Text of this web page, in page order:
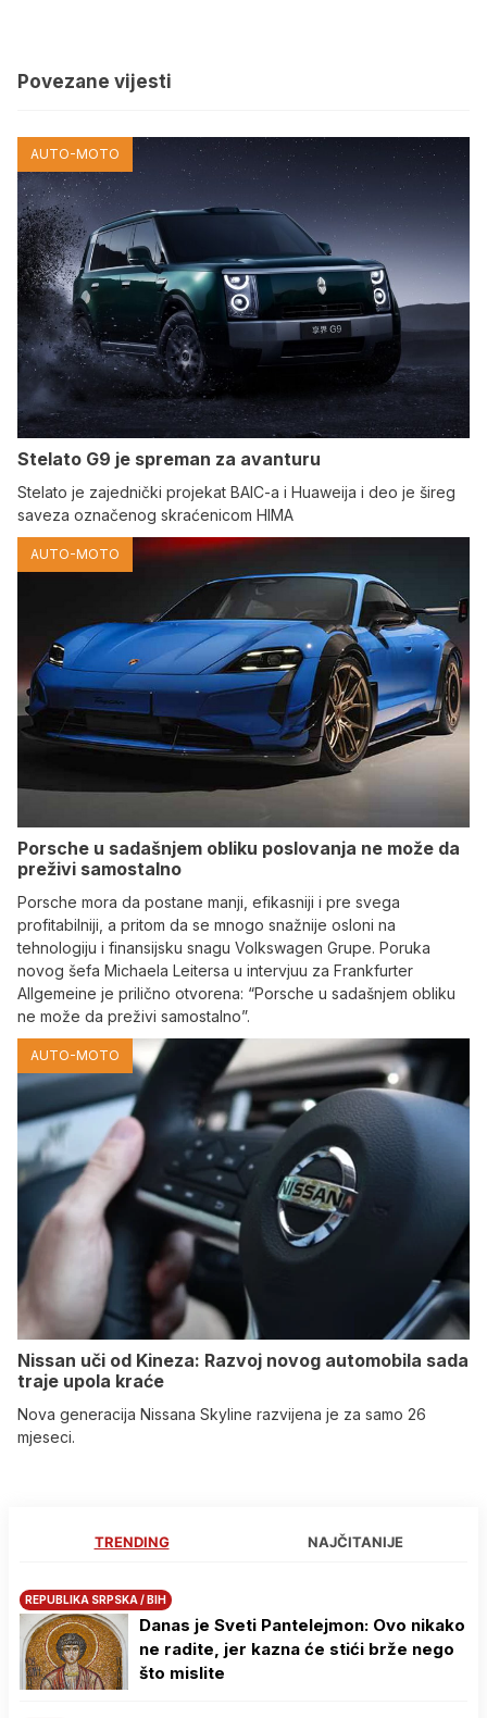
Povezane vijesti
AUTO-MOTO
Stelato G9 je spreman za avanturu
Stelato je zajednički projekat BAIC-a i Huaweija i deo je šireg
saveza označenog skraćenicom HIMA
AUTO-MOTO
Porsche u sadašnjem obliku poslovanja ne može da
preživi samostalno
Porsche mora da postane manji, efikasniji i pre svega
profitabilniji, a pritom da se mnogo snažnije osloni na
tehnologiju i finansijsku snagu Volkswagen Grupe. Poruka
novog šefa Michaela Leitersa u intervjuu za Frankfurter
Allgemeine je prilično otvorena: “Porsche u sadašnjem obliku
ne može da preživi samostalno”.
AUTO-MOTO
Nissan uči od Kineza: Razvoj novog automobila sada
traje upola kraće
Nova generacija Nissana Skyline razvijena je za samo 26
mjeseci.
TRENDING NAJČITANIJE
REPUBLIKA SRPSKA / BIH
Danas je Sveti Pantelejmon: Ovo nikako
ne radite, jer kazna će stići brže nego
što mislite